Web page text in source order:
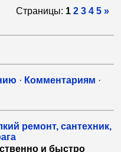
Страницы: 1 2 3 4 5 »
· Комментариям ·
ремонт, сантехник,
и быстро